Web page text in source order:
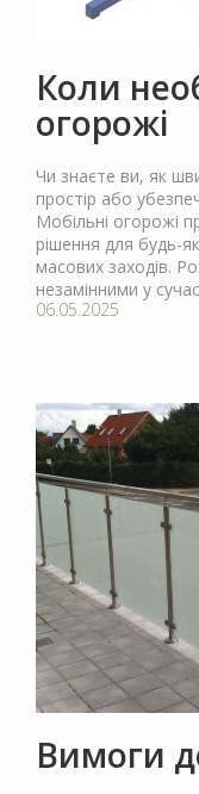
Коли
огорожі
Чи знаєте ви, як
простір або
Мобільні огорожі
рішення для будь-
масових заходів.
незамінними у
06.05.2025
Вимоги